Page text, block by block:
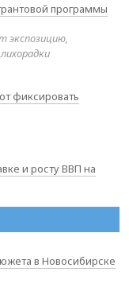
программы
экспозицию,
фиксировать
и росту ВВП на
в Новосибирске